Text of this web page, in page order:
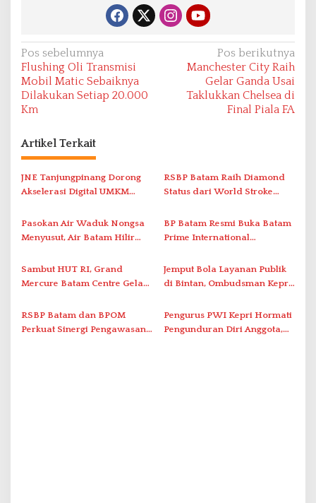
N
a
v
i
g
a
s
i
o
Pos sebelumnya
Flushing Oli Transmisi
Mobil Matic Sebaiknya
Dilakukan Setiap 20.000
Km
Pos berikutnya
Manchester City Raih
Gelar Ganda Usai
Taklukkan Chelsea di
Final Piala FA
Artikel Terkait
JNE Tanjungpinang Dorong
Akselerasi Digital UMKM
2026
RSBP Batam Raih Diamond
Status dari World Stroke
Penanganan Stroke
Berstandar Internasional
Pasokan Air Waduk Nongsa
Menyusut, Air Batam Hilir
Antar-IPAM
BP Batam Resmi Buka Batam
Prime International
2026 di Stadion Temenggung
Abdul Jamal
Sambut HUT RI, Grand
Mercure Batam Centre Gelar
Nusantara’
Jemput Bola Layanan Publik
di Bintan, Ombudsman Kepri
Solar Nelayan
RSBP Batam dan BPOM
Perkuat Sinergi Pengawasan
Pengurus PWI Kepri Hormati
Pengunduran Diri Anggota,